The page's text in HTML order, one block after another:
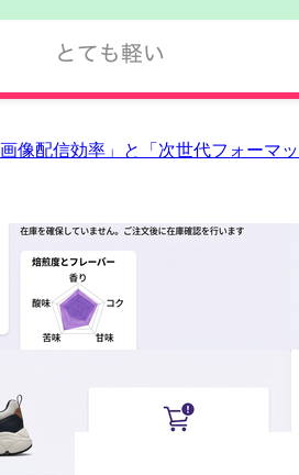
像配信効率」と「次世代フォーマッ